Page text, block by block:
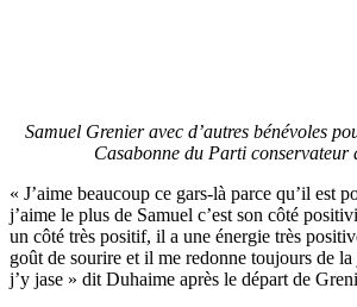
Samuel Grenier avec d’autres bénévoles
Casabonne du Parti conservateur
« J’aime beaucoup ce gars-là parce qu’il est
j’aime le plus de Samuel c’est son côté
un côté très positif, il a une énergie très
goût de sourire et il me redonne toujours de
j’y jase » dit Duhaime après le départ de